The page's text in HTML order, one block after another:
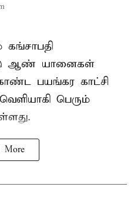
ஆண் யானைகள்
பயங்கர காட்சி
பெரும்
More